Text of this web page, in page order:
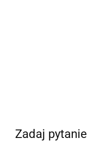
Zadaj pytanie